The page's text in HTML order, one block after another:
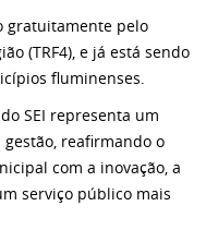
gratuitamente pelo
(TRF4), e já está sendo
fluminenses.
SEI representa um
reafirmando o
com a inovação, a
serviço público mais